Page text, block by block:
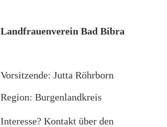
Landfrauenverein Bad Bibra
Vorsitzende: Jutta Röhrborn
Region: Burgenlandkreis
Interesse? Kontakt über den